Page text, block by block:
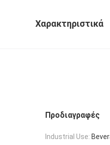
Χαρακτηριστικά
Προδιαγραφές
Industrial Use: